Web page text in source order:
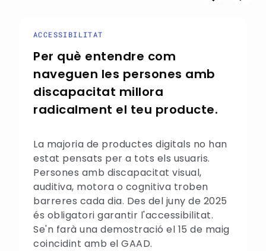
ACCESSIBILITAT
Per què entendre com
naveguen les persones amb
discapacitat millora
radicalment el teu producte.
La majoria de productes digitals no han
estat pensats per a tots els usuaris.
Persones amb discapacitat visual,
auditiva, motora o cognitiva troben
barreres cada dia. Des del juny de 2025
és obligatori garantir l'accessibilitat.
Se'n farà una demostració el 15 de maig
coincidint amb el GAAD.